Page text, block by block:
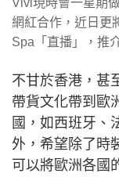
網紅合作，近日更
Spa「直播」，推
不甘於香港，甚
帶貨文化帶到歐
國，如西班牙、
外，希望除了時
可以將歐洲各國